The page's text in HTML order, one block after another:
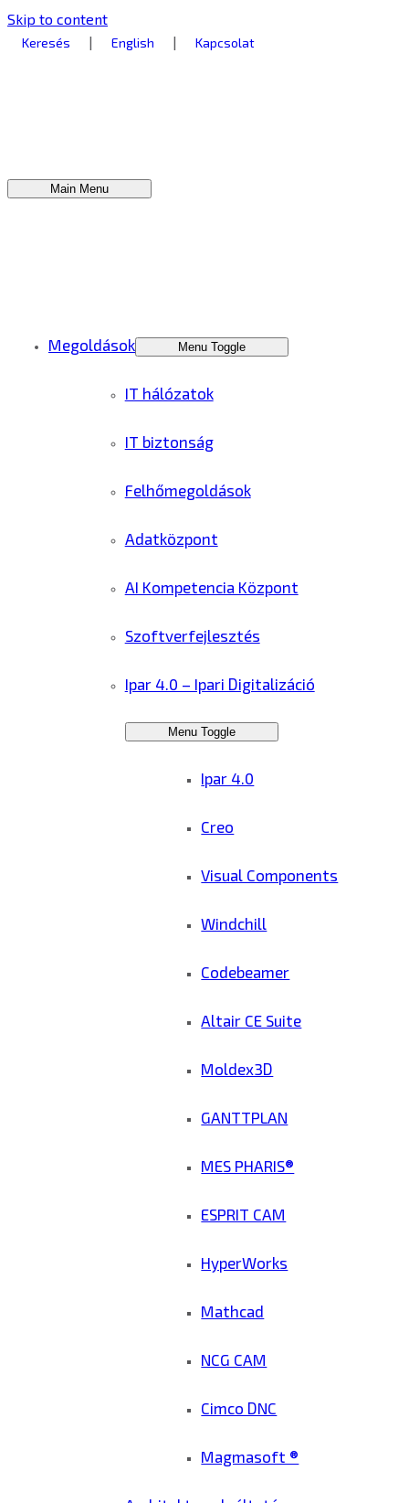
Skip to content
Keresés | English | Kapcsolat
Main Menu
Megoldások Menu Toggle
IT hálózatok
IT biztonság
Felhőmegoldások
Adatközpont
AI Kompetencia Központ
Szoftverfejlesztés
Ipar 4.0 – Ipari Digitalizáció
Menu Toggle
Ipar 4.0
Creo
Visual Components
Windchill
Codebeamer
Altair CE Suite
Moldex3D
GANTTPLAN
MES PHARIS®
ESPRIT CAM
HyperWorks
Mathcad
NCG CAM
Cimco DNC
Magmasoft ®